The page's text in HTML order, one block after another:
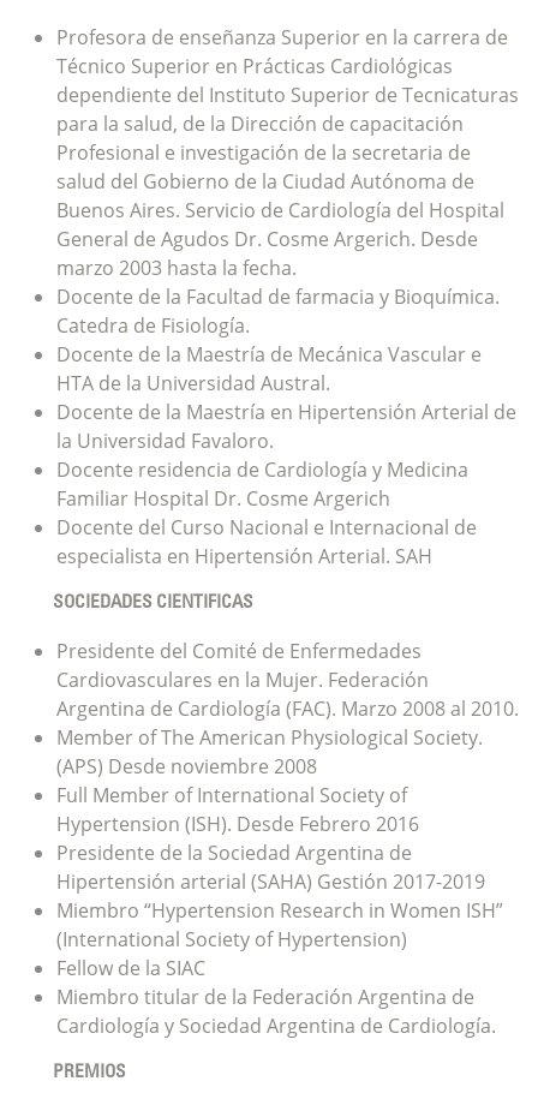
Profesora de enseñanza Superior en la carrera de
Técnico Superior en Prácticas Cardiológicas
dependiente del Instituto Superior de Tecnicaturas
para la salud, de la Dirección de capacitación
Profesional e investigación de la secretaria de
salud del Gobierno de la Ciudad Autónoma de
Buenos Aires. Servicio de Cardiología del Hospital
General de Agudos Dr. Cosme Argerich. Desde
marzo 2003 hasta la fecha.
Docente de la Facultad de farmacia y Bioquímica.
Catedra de Fisiología.
Docente de la Maestría de Mecánica Vascular e
HTA de la Universidad Austral.
Docente de la Maestría en Hipertensión Arterial de
la Universidad Favaloro.
Docente residencia de Cardiología y Medicina
Familiar Hospital Dr. Cosme Argerich
Docente del Curso Nacional e Internacional de
especialista en Hipertensión Arterial. SAH
SOCIEDADES CIENTIFICAS
Presidente del Comité de Enfermedades
Cardiovasculares en la Mujer. Federación
Argentina de Cardiología (FAC). Marzo 2008 al 2010.
Member of The American Physiological Society.
(APS) Desde noviembre 2008
Full Member of International Society of
Hypertension (ISH). Desde Febrero 2016
Presidente de la Sociedad Argentina de
Hipertensión arterial (SAHA) Gestión 2017-2019
Miembro “Hypertension Research in Women ISH”
(International Society of Hypertension)
Fellow de la SIAC
Miembro titular de la Federación Argentina de
Cardiología y Sociedad Argentina de Cardiología.
PREMIOS